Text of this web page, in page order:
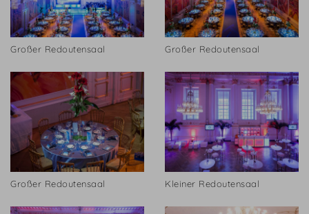
Großer Redoutensaal Großer Redoutensaal
Großer Redoutensaal Kleiner Redoutensaal